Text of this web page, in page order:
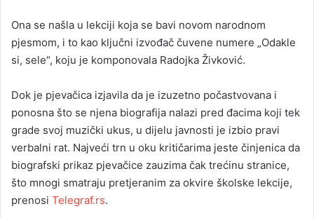
Ona se našla u lekciji koja se bavi novom narodnom
pjesmom, i to kao ključni izvođač čuvene numere „Odakle
si, sele“, koju je komponovala Radojka Živković.
Dok je pjevačica izjavila da je izuzetno počastvovana i
ponosna što se njena biografija nalazi pred đacima koji tek
grade svoj muzički ukus, u dijelu javnosti je izbio pravi
verbalni rat. Najveći trn u oku kritičarima jeste činjenica da
biografski prikaz pjevačice zauzima čak trećinu stranice,
što mnogi smatraju pretjeranim za okvire školske lekcije,
prenosi Telegraf.rs.